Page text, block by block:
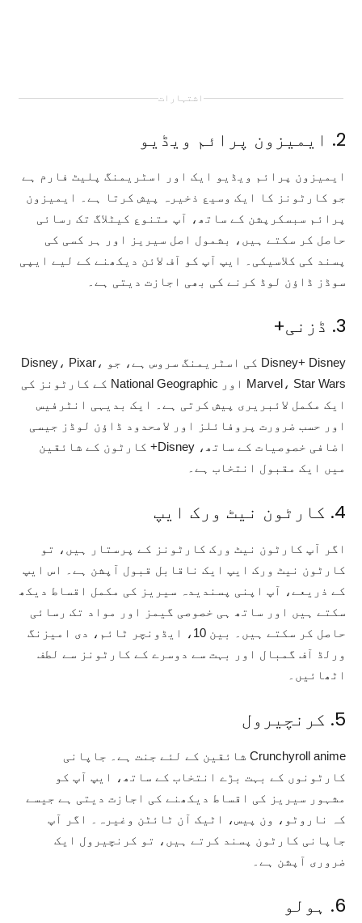
اشتہارات
2. ایمیزون پرائم ویڈیو
ایمیزون پرائم ویڈیو ایک اور اسٹریمنگ پلیٹ فارم ہے
جو کارٹونز کا ایک وسیع ذخیرہ پیش کرتا ہے۔ ایمیزون
پرائم سبسکرپشن کے ساتھ، آپ متنوع کیٹلاگ تک رسائی
حاصل کر سکتے ہیں، بشمول اصل سیریز اور ہر کسی کی
پسند کی کلاسیکی۔ ایپ آپ کو آف لائن دیکھنے کے لیے ایپی
سوڈز ڈاؤن لوڈ کرنے کی بھی اجازت دیتی ہے۔
3. ڈزنی+
Disney+ Disney کی اسٹریمنگ سروس ہے، جو Disney، Pixar،
Marvel، Star Wars اور National Geographic کے کارٹونز کی
ایک مکمل لائبریری پیش کرتی ہے۔ ایک بدیہی انٹرفیس
اور حسب ضرورت پروفائلز اور لامحدود ڈاؤن لوڈز جیسی
اضافی خصوصیات کے ساتھ، Disney+ کارٹون کے شائقین
میں ایک مقبول انتخاب ہے۔
4. کارٹون نیٹ ورک ایپ
اگر آپ کارٹون نیٹ ورک کارٹونز کے پرستار ہیں، تو
کارٹون نیٹ ورک ایپ ایک ناقابل قبول آپشن ہے۔ اس ایپ
کے ذریعے، آپ اپنی پسندیدہ سیریز کی مکمل اقساط دیکھ
سکتے ہیں اور ساتھ ہی خصوصی گیمز اور مواد تک رسائی
حاصل کر سکتے ہیں۔ بین 10، ایڈونچر ٹائم، دی امیزنگ
ورلڈ آف گمبال اور بہت سے دوسرے کے کارٹونز سے لطف
اٹھائیں۔
5. کرنچیرول
Crunchyroll anime شائقین کے لئے جنت ہے۔ جاپانی
کارٹونوں کے بہت بڑے انتخاب کے ساتھ، ایپ آپ کو
مشہور سیریز کی اقساط دیکھنے کی اجازت دیتی ہے جیسے
کہ ناروٹو، ون پیس، اٹیک آن ٹائٹن وغیرہ۔ اگر آپ
جاپانی کارٹون پسند کرتے ہیں، تو کرنچیرول ایک
ضروری آپشن ہے۔
6. ہولو